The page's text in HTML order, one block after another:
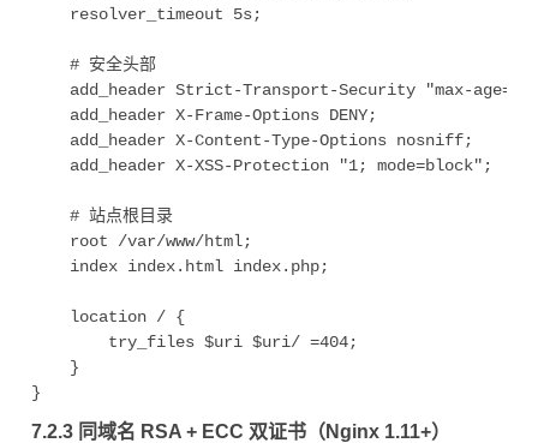
    resolver_timeout 5s;
    # 安全头部
add_header Strict-Transport-Security "max-
    add_header X-Frame-Options DENY;
    add_header X-Content-Type-Options nosniff;
    add_header X-XSS-Protection "1; mode=block";
    # 站点根目录
    root /var/www/html;
    index index.html index.php;
    location / {
        try_files $uri $uri/ =404;
    }
7.2.3 同域名 RSA + ECC 双证书（Nginx 1.11+）